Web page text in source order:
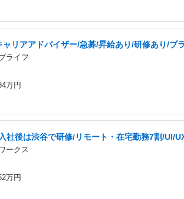
ャリアアドバイザー/急募/昇給あり/研修あり/ブ
ライフ
万円
社後は渋谷で研修/リモート・在宅勤務7割/UI/
ークス
万円